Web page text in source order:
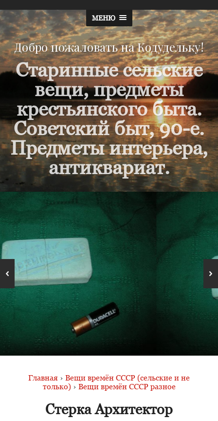
МЕНЮ
Добро пожаловать на Кодудельку!
Старинные сельские
вещи, предметы
крестьянского быта.
Советский быт, 90-е.
Предметы интерьера,
антиквариат.
Главная › Вещи времён СССР (сельские и не
только) › Вещи времён СССР разное
Стерка Архитектор